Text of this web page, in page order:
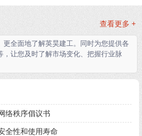
查看更多 +
更全面地了解英昊建工。同时为您提供各
，让您及时了解市场变化、把握行业脉
络秩序倡议书
全性和使用寿命